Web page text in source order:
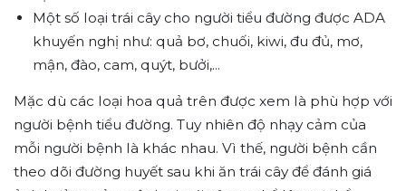
Một số loại trái cây cho người tiểu đường được ADA
khuyến nghị như: quả bơ, chuối, kiwi, đu đủ, mơ,
mận, đào, cam, quýt, bưởi,...
Mặc dù các loại hoa quả trên được xem là phù hợp với
người bệnh tiểu đường. Tuy nhiên độ nhạy cảm của
mỗi người bệnh là khác nhau. Vì thế, người bệnh cần
theo dõi đường huyết sau khi ăn trái cây để đánh giá